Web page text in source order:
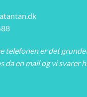
telefonen er det
da en mail og vi svarer